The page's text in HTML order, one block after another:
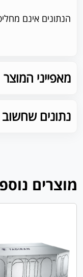
הנתונים אינם
מאפייני המוצר
נתונים שחשוב
מוצרים